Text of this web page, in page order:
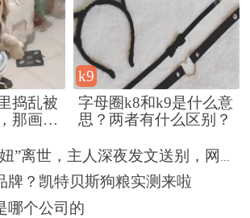
捣乱被
那画面
k9
字母圈k8和k9是什么意
思？两者有什么区别？
● 网红小狗“妞妞”离世，主人深夜发文送别，网友留言悼念
牌？凯特贝斯狗粮实测来啦
哪个公司的